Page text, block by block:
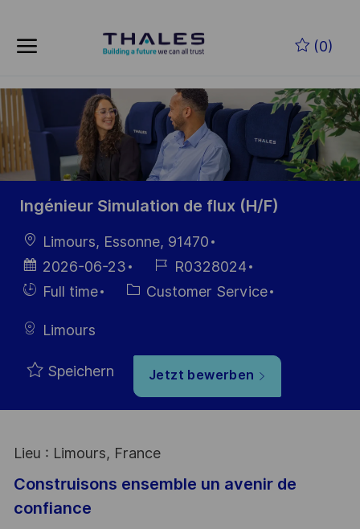
(0)
-
Ingénieur Simulation de flux (H/F)
Ort
Limours, Essonne, 91470
Datum der
Veröffentlichung
2026-06-23
Job-
ID
R0328024
Einstellunngstyp
Full time Kategorie
Customer Service
Limours
Speichern Jetzt bewerben
Lieu : Limours, France
Construisons ensemble un avenir de
confiance